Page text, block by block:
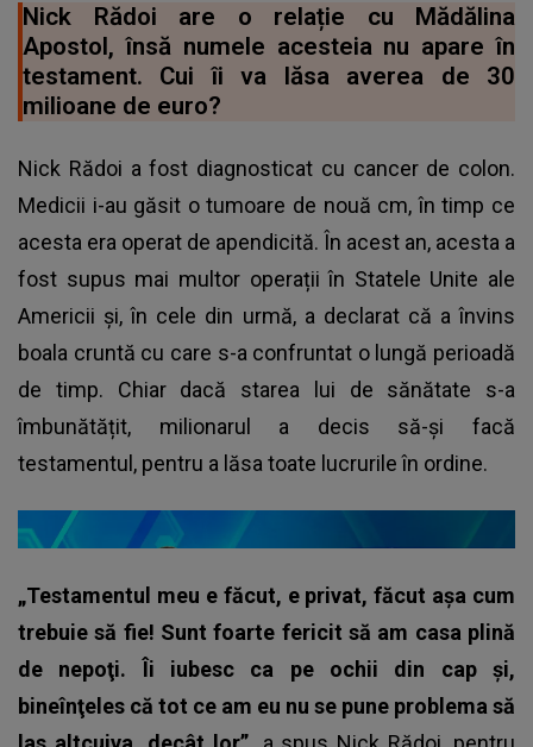
Nick Rădoi are o relație cu Mădălina
Apostol, însă numele acesteia nu apare în
testament. Cui îi va lăsa averea de 30
milioane de euro?
Nick Rădoi a fost diagnosticat cu cancer de colon.
Medicii i-au găsit o tumoare de nouă cm, în timp ce
acesta era operat de apendicită. În acest an, acesta a
fost supus mai multor operații în Statele Unite ale
Americii și, în cele din urmă, a declarat că a învins
boala cruntă cu care s-a confruntat o lungă perioadă
de timp. Chiar dacă starea lui de sănătate s-a
îmbunătățit, milionarul a decis să-și facă
testamentul, pentru a lăsa toate lucrurile în ordine.
„Testamentul meu e făcut, e privat, făcut așa cum
trebuie să fie! Sunt foarte fericit să am casa plină
de nepoţi. Îi iubesc ca pe ochii din cap şi,
bineînţeles că tot ce am eu nu se pune problema să